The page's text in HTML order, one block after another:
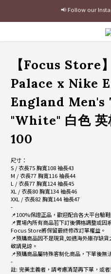
最新三方聯名倒鉤
加入官網會員
【Focus Store
Palace x Nike
England
"White" 白色
100
尺寸：
S / 衣長75 胸寬108 袖長43
M / 衣長77 胸寬116 袖長44
L / 衣長77 胸寬124 袖長45
XL / 衣長80 胸寬134 袖長46
XXL / 衣長82 胸寬144 袖長47
-
📌100%保證正品，歡迎配合各大平台驗
📌賣場內所有商品若下訂後價格調整或
Focus Store將保留最終修改訂單權益。
📌預購商品因不是現貨,如遇海外庫存缺
敬請見諒。
📌預購商品屬特殊客制化商品，下單後無
-
註: 完美主義者，請考慮清楚再下單，或